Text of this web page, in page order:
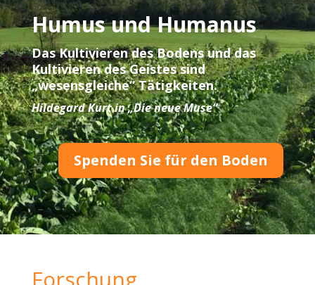
Humus und Humanus
Das Kultivieren des Bodens und das
Kultivieren des Geistes sind
„wesensgleiche“ Tätigkeiten.
Hildegard Kurt in „Die neue Muse“
Spenden Sie für den Boden
Forschung